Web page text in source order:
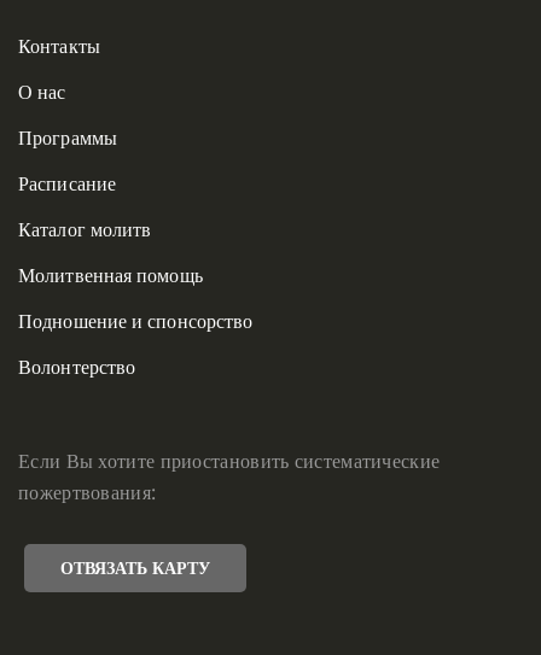
Контакты
О нас
Программы
Расписание
Каталог молитв
Молитвенная помощь
Подношение и спонсорство
Волонтерство
Если Вы хотите приостановить систематические
пожертвования:
ОТВЯЗАТЬ КАРТУ